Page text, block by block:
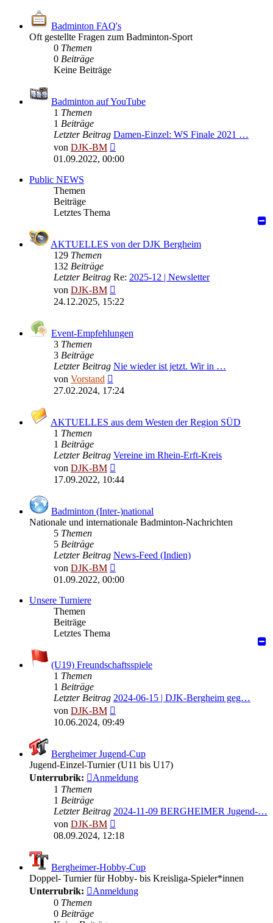
Badminton FAQ's
Oft gestellte Fragen zum Badminton-Sport
0 Themen
0 Beiträge
Keine Beiträge
Badminton auf YouTube
1 Themen
1 Beiträge
Letzter Beitrag Damen-Einzel: WS Finale 2021 …
von DJK-BM
Beitrag
01.09.2022, 00:00
Public NEWS
Themen
Beiträge
Letztes Thema
AKTUELLES von der DJK Bergheim
129 Themen
132 Beiträge
Letzter Beitrag Re: 2025-12 | Newsletter
von DJK-BM
Beitrag
24.12.2025, 15:22
Event-Empfehlungen
3 Themen
3 Beiträge
Letzter Beitrag Nie wieder ist jetzt. Wir in …
von Vorstand
Beitrag
27.02.2024, 17:24
AKTUELLES aus dem Westen der Region SÜD
1 Themen
1 Beiträge
Letzter Beitrag Vereine im Rhein-Erft-Kreis
von DJK-BM
Beitrag
17.09.2022, 10:44
Badminton (Inter-)national
Nationale und internationale Badminton-Nachrichten
5 Themen
5 Beiträge
Letzter Beitrag News-Feed (Indien)
von DJK-BM
Beitrag
01.09.2022, 00:00
Unsere Turniere
Themen
Beiträge
Letztes Thema
(U19) Freundschaftsspiele
1 Themen
1 Beiträge
Letzter Beitrag 2024-06-15 | DJK-Bergheim geg…
von DJK-BM
Beitrag
10.06.2024, 09:49
Bergheimer Jugend-Cup
Jugend-Einzel-Turnier (U11 bis U17)
Unterrubrik:
Anmeldung
1 Themen
1 Beiträge
Letzter Beitrag 2024-11-09 BERGHEIMER Jugend-…
von DJK-BM
Beitrag
08.09.2024, 12:18
Bergheimer-Hobby-Cup
Doppel- Turnier für Hobby- bis Kreisliga-Spieler*innen
Unterrubrik:
Anmeldung
0 Themen
0 Beiträge